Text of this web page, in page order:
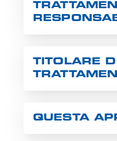
TITOLARE
QUESTA